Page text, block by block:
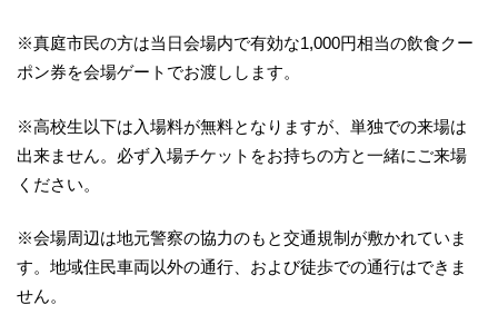
※真庭市民の方は当日会場内で有効な1,000円相当の飲食クー
ポン券を会場ゲートでお渡しします。
※高校生以下は入場料が無料となりますが、単独での来場は
出来ません。必ず入場チケットをお持ちの方と一緒にご来場
ください。
※会場周辺は地元警察の協力のもと交通規制が敷かれていま
す。地域住民車両以外の通行、および徒歩での通行はできま
せん。